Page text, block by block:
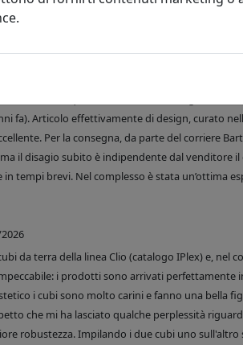
del mio acquisto, un vassoio rettangolare
fa). Articolo effettivamente di design, curato
Per la consegna, da parte del corriere
il disagio subito è indipendente dal venditore
in tempi brevi. Nel complesso è stata un’ottima
da terra della linea Clio (catalogo IPlex) e, nel
i prodotti sono arrivati perfettamente
i cubi sono molto carini e fanno una bella
che mi ha lasciato qualche perplessità
robustezza. Impilando i due cubi uno